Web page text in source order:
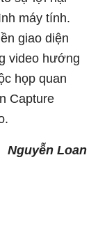
máy tính.
giao diện
video hướng
họp quan
Capture
Nguyễn Loan